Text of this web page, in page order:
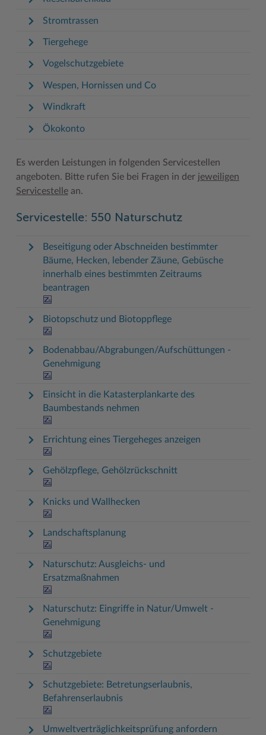
Woche der Seelischen Gesundheit
#MeinStormarn
Karrieretag
Zahlen, Daten, Fakten
Stromtrassen
Tiergehege
Vogelschutzgebiete
Wespen, Hornissen und Co
Windkraft
Ökokonto
Es werden Leistungen in folgenden Servicestellen
angeboten. Bitte rufen Sie bei Fragen in der jeweiligen
Servicestellean.
Servicestelle: 550 Naturschutz
Beseitigung oder Abschneiden bestimmter
Bäume, Hecken, lebender Zäune, Gebüsche
innerhalb eines bestimmten Zeitraums
beantragen
Biotopschutz und Biotoppflege
Bodenabbau/Abgrabungen/Aufschüttungen -
Genehmigung
Einsicht in die Katasterplankarte des
Baumbestands nehmen
Errichtung eines Tiergeheges anzeigen
Gehölzpflege, Gehölzrückschnitt
Knicks und Wallhecken
Landschaftsplanung
Naturschutz: Ausgleichs- und
Ersatzmaßnahmen
Naturschutz: Eingriffe in Natur/Umwelt -
Genehmigung
Schutzgebiete
Schutzgebiete: Betretungserlaubnis,
Befahrenserlaubnis
Umweltverträglichkeitsprüfung anfordern